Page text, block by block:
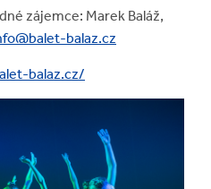
zájemce: Marek Baláž,
balaz.cz
balaz.cz/